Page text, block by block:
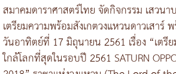
สมาคมดาราศาสตร์ไทย จัดกิจกรรม เสวนา
เตรียมความพร้อมสังเกตวงแหวนดาวเสาร์
วันอาทิตย์ที่ 17 มิถุนายน 2561 เรื่อง “เตรี
ใกล้โลกที่สุดในรอบปี 2561 SATURN